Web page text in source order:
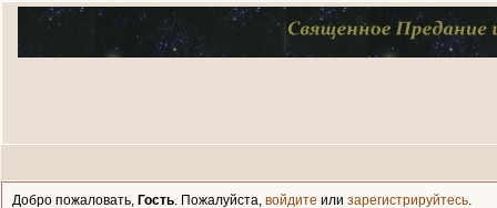
Добро пожаловать, Гость . Пожалуйста, войдите или зарегистрируйтесь